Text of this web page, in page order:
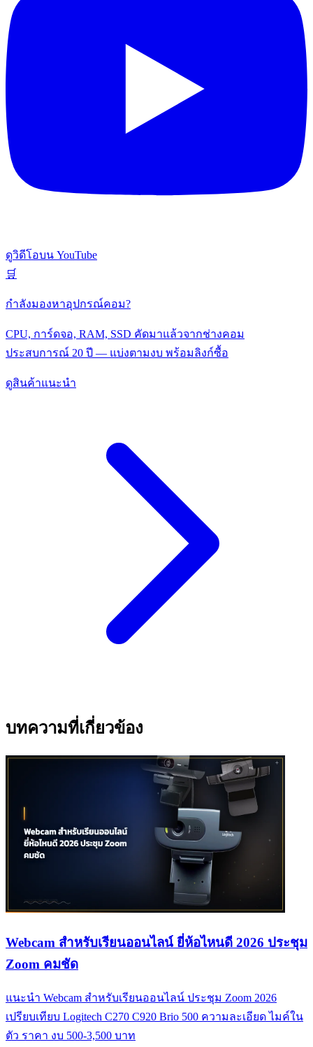
ดูวิดีโอบน YouTube
🛒
กำลังมองหาอุปกรณ์คอม?
CPU, การ์ดจอ, RAM, SSD คัดมาแล้วจากช่างคอม
ประสบการณ์ 20 ปี — แบ่งตามงบ พร้อมลิงก์ซื้อ
ดูสินค้าแนะนำ
บทความที่เกี่ยวข้อง
Webcam สำหรับเรียนออนไลน์ ยี่ห้อไหนดี 2026 ประชุม
Zoom คมชัด
แนะนำ Webcam สำหรับเรียนออนไลน์ ประชุม Zoom 2026
เปรียบเทียบ Logitech C270 C920 Brio 500 ความละเอียด ไมค์ใน
ตัว ราคา งบ 500-3,500 บาท